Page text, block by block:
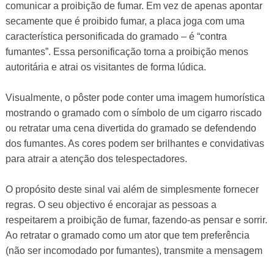
comunicar a proibição de fumar. Em vez de apenas apontar
secamente que é proibido fumar, a placa joga com uma
característica personificada do gramado – é “contra
fumantes”. Essa personificação torna a proibição menos
autoritária e atrai os visitantes de forma lúdica.
Visualmente, o pôster pode conter uma imagem humorística
mostrando o gramado com o símbolo de um cigarro riscado
ou retratar uma cena divertida do gramado se defendendo
dos fumantes. As cores podem ser brilhantes e convidativas
para atrair a atenção dos telespectadores.
O propósito deste sinal vai além de simplesmente fornecer
regras. O seu objectivo é encorajar as pessoas a
respeitarem a proibição de fumar, fazendo-as pensar e sorrir.
Ao retratar o gramado como um ator que tem preferência
(não ser incomodado por fumantes), transmite a mensagem